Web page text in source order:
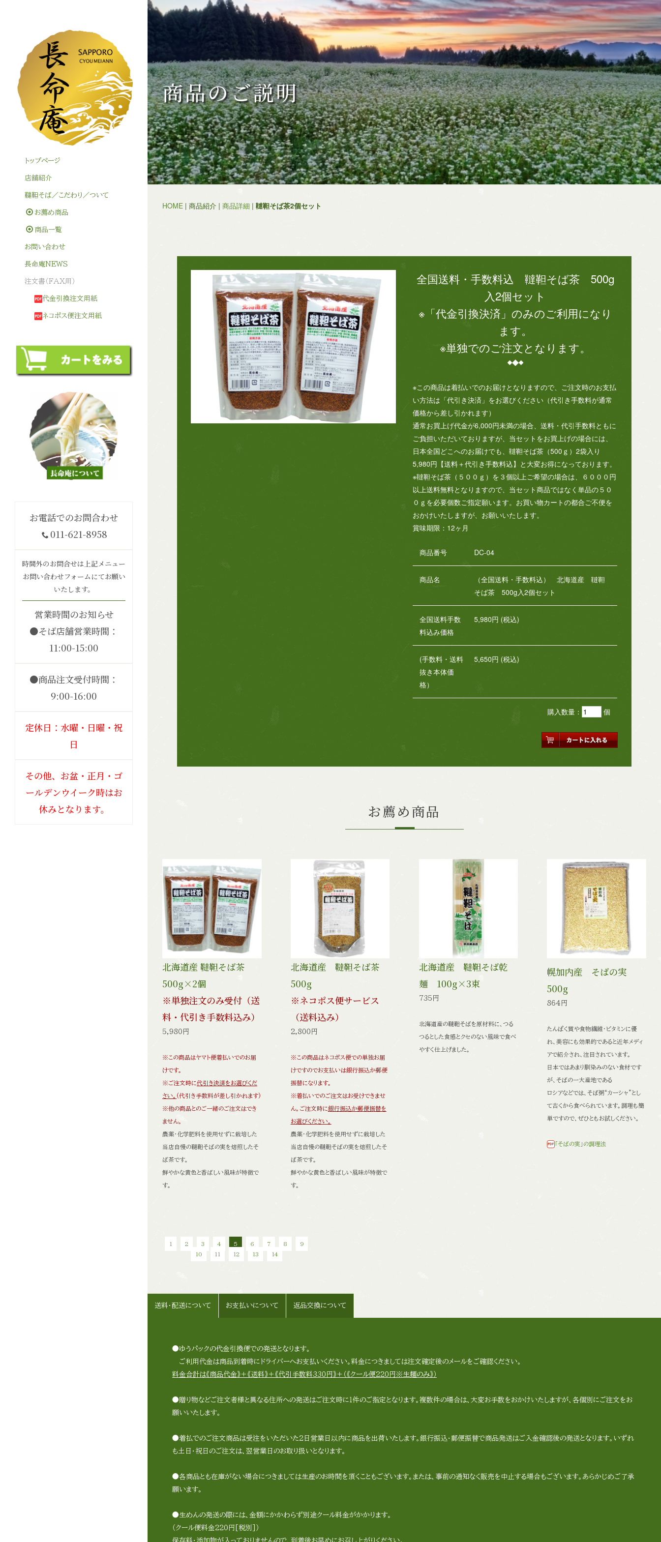
商品のご説明
HOME | 商品紹介 | 商品詳細 | 韃靼そば茶2個セット
全国送料・手数料込 韃靼そば茶 500g
入2個セット
※「代金引換決済」のみのご利用になり
ます。
※単独でのご注文となります。
※この商品は着払いでのお届けとなりますので、ご注文時のお支払
い方法は「代引き決済」をお選びください（代引き手数料が通常
価格から差し引かれます）
通常お買上げ代金が6,000円未満の場合、送料・代引手数料ともに
ご負担いただいておりますが、当セットをお買上げの場合には、
日本全国どこへのお届けでも、韃靼そば茶（500ｇ）2袋入り
5,980円【送料＋代引き手数料込】と大変お得になっております。
※韃靼そば茶（５００ｇ）を３個以上ご希望の場合は、６０００円
以上送料無料となりますので、当セット商品ではなく単品の５０
０ｇを必要個数ご指定願います。お買い物カートの都合ご不便を
おかけいたしますが、お願いいたします。
賞味期限：12ヶ月
商品番号 DC-04
商品名
（全国送料・手数料込） 北海道産 韃靼
そば茶 500g入2個セット
全国送料手数
料込み価格
5,980円 (税込)
(手数料・送料
抜き本体価
格）
5,650円 (税込)
購入数量： 個
お薦め商品
北海道産 韃靼そば茶
500g×2個
※単独注文のみ受付（送
料・代引き手数料込み）
5,980円
※この商品はヤマト便着払いでのお届
けです。
※ご注文時に代引き決済をお選びくだ
さい。 (代引き手数料が差し引かれます)
※他の商品とのご一緒のご注文はでき
ません。
農薬・化学肥料を使用せずに栽培した
当店自慢の韃靼そばの実を焙煎したそ
ば茶です。
鮮やかな黄色と香ばしい風味が特徴で
す。
北海道産 韃靼そば茶
500g
※ネコポス便サービス
（送料込み）
2,800円
※この商品はネコポス便での単独お届
けですのでお支払いは銀行振込か郵便
振替になります。
※着払いでのご注文はお受けできませ
ん。ご注文時に銀行振込か郵便振替を
お選びください。
農薬・化学肥料を使用せずに栽培した
当店自慢の韃靼そばの実を焙煎したそ
ば茶です。
鮮やかな黄色と香ばしい風味が特徴で
す。
北海道産 韃靼そば乾
麺 100g×3束
735円
北海道産の韃靼そばを原材料に、つる
つるとした食感とクセのない風味で食べ
やすく仕上げました。
幌加内産 そばの実
500g
864円
たんぱく質や食物繊維・ビタミンに優
れ、美容にも効果的であると近年メディ
アで紹介され、注目されています。
日本ではあまり馴染みのない食材です
が、そばの一大産地である
ロシアなどでは、そば粥“カーシャ”とし
て古くから食べられています。調理も簡
単ですので、ぜひともお試しください。
「そばの実」の調理法
1 2 3 4 5 6 7 8
9
10
11 12 13 14
送料・配送について お支払いについて 返品交換について
●ゆうパックの代金引換便での発送となります。
ご利用代金は商品到着時にドライバーへお支払いください。料金につきましては注文確定後のメールをご確認ください。
料金合計は《商品代金》＋《送料》＋《代引手数料330円》＋（《クール便220円※生麺のみ》）
●贈り物などご注文者様と異なる住所への発送はご注文時に1件のご指定となります。複数件の場合は、大変お手数をおかけいたしますが、各個別にご注文をお
願いいたします。
●着払でのご注文商品は受注をいただいた2日営業日以内に商品を出荷いたします。銀行振込・郵便振替で商品発送はご入金確認後の発送となります。いずれ
も土日・祝日のご注文は、翌営業日のお取り扱いとなります。
●各商品とも在庫がない場合につきましては生産のお時間を頂くこともございます。または、事前の通知なく販売を中止する場合もございます。あらかじめご了承
願います。
●生めんの発送の際には、金額にかかわらず別途クール料金がかかります。
（クール便料金220円[税別]）
保存料・添加物が入っておりませんので、到着後お早めにお召し上がりください。
トップぺージ
店舗紹介
韃靼そば／こだわり／ついて
お薦め商品
商品一覧
お問い合わせ
長命庵NEWS
注文書（FAX用）
代金引換注文用紙
ネコポス便注文用紙
お電話でのお問合わせ
011-621-8958
時間外のお問合せは上記メニュー
お問い合わせフォームにてお願い
いたします。
営業時間のお知らせ
●そば店舗営業時間：
11:00-15:00
●商品注文受付時間：
9:00-16:00
定休日：水曜・日曜・祝
日
その他、お盆・正月・ゴ
ールデンウイーク時はお
休みとなります。